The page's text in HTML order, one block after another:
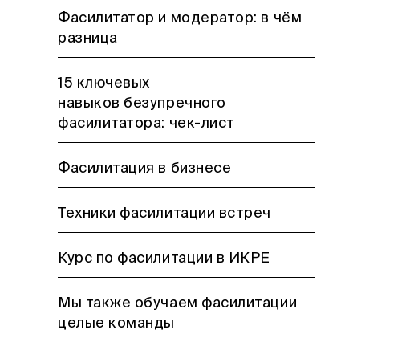
Фасилитатор и модератор: в чём
разница
15 ключевых
навыков безупречного
фасилитатора: чек-лист
Фасилитация в бизнесе
Техники фасилитации встреч
Курс по фасилитации в ИКРЕ
Мы также обучаем фасилитации
целые команды